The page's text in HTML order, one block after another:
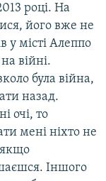
році. На
його вже не
у місті Алеппо
війні.
була війна,
назад.
очі, то
мені ніхто не
якщо
Іншого